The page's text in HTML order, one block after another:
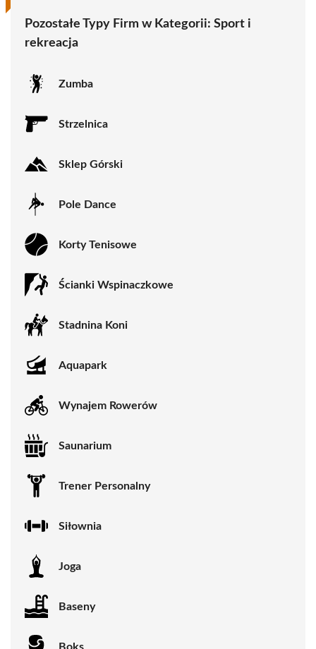
Pozostałe Typy Firm w Kategorii: Sport i
rekreacja
Zumba
Strzelnica
Sklep Górski
Pole Dance
Korty Tenisowe
Ścianki Wspinaczkowe
Stadnina Koni
Aquapark
Wynajem Rowerów
Saunarium
Trener Personalny
Siłownia
Joga
Baseny
Boks